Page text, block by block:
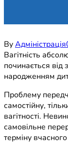
ByАдміністрація
Вагітність
починається від
народженням
Проблему
самостійну,
вагітності.
самовільне
терміну